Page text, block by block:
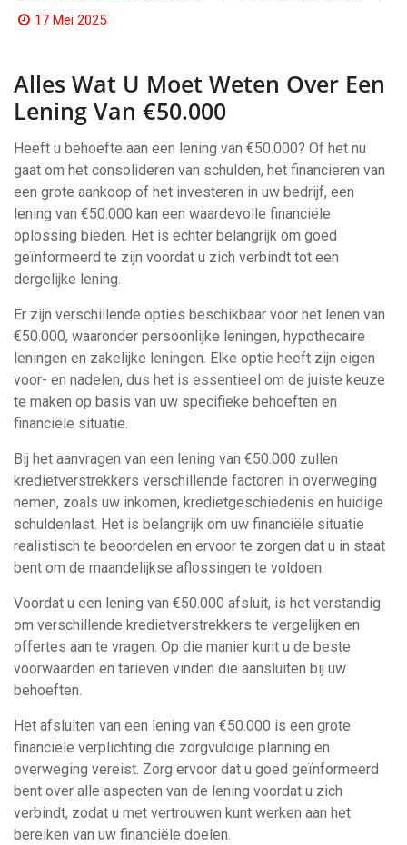
17 Mei 2025
Alles Wat U Moet Weten Over Een
Lening Van €50.000
Heeft u behoefte aan een lening van €50.000? Of het nu
gaat om het consolideren van schulden, het financieren van
een grote aankoop of het investeren in uw bedrijf, een
lening van €50.000 kan een waardevolle financiële
oplossing bieden. Het is echter belangrijk om goed
geïnformeerd te zijn voordat u zich verbindt tot een
dergelijke lening.
Er zijn verschillende opties beschikbaar voor het lenen van
€50.000, waaronder persoonlijke leningen, hypothecaire
leningen en zakelijke leningen. Elke optie heeft zijn eigen
voor- en nadelen, dus het is essentieel om de juiste keuze
te maken op basis van uw specifieke behoeften en
financiële situatie.
Bij het aanvragen van een lening van €50.000 zullen
kredietverstrekkers verschillende factoren in overweging
nemen, zoals uw inkomen, kredietgeschiedenis en huidige
schuldenlast. Het is belangrijk om uw financiële situatie
realistisch te beoordelen en ervoor te zorgen dat u in staat
bent om de maandelijkse aflossingen te voldoen.
Voordat u een lening van €50.000 afsluit, is het verstandig
om verschillende kredietverstrekkers te vergelijken en
offertes aan te vragen. Op die manier kunt u de beste
voorwaarden en tarieven vinden die aansluiten bij uw
behoeften.
Het afsluiten van een lening van €50.000 is een grote
financiële verplichting die zorgvuldige planning en
overweging vereist. Zorg ervoor dat u goed geïnformeerd
bent over alle aspecten van de lening voordat u zich
verbindt, zodat u met vertrouwen kunt werken aan het
bereiken van uw financiële doelen.